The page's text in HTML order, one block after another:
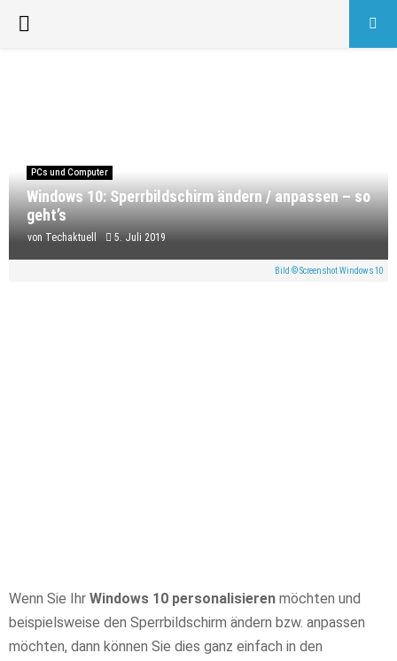
PRIMARY
PCs und Computer
Windows 10: Sperrbildschirm ändern / anpassen – so
geht’s
von Techaktuell 5. Juli 2019
Bild © Screenshot Windows 10
Wenn Sie Ihr Windows 10 personalisieren möchten und
beispielsweise den Sperrbildschirm ändern bzw. anpassen
möchten, dann können Sie dies ganz einfach in den